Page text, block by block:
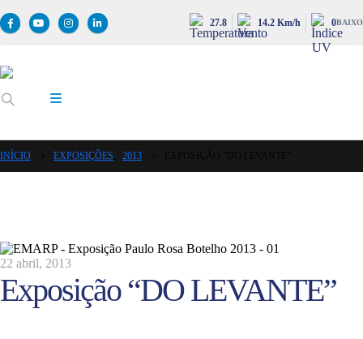
27.8 14.2 Km/h 0BAIXO
INÍCIO EXPOSIÇÕES 2013
22 abril, 2013
Exposição “DO LEVANTE”